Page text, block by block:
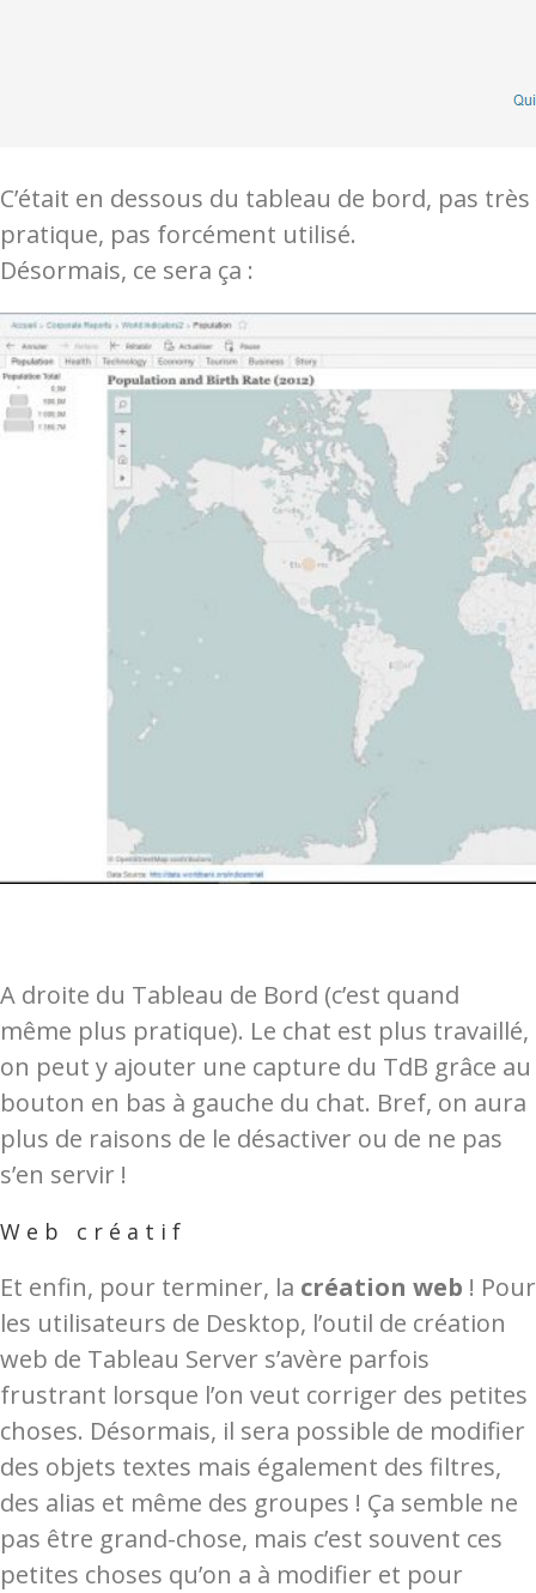
C’était en dessous du tableau de bord, pas très
pratique, pas forcément utilisé.
Désormais, ce sera ça :
A droite du Tableau de Bord (c’est quand
même plus pratique). Le chat est plus travaillé,
on peut y ajouter une capture du TdB grâce au
bouton en bas à gauche du chat. Bref, on aura
plus de raisons de le désactiver ou de ne pas
s’en servir !
Web créatif
Et enfin, pour terminer, la création web ! Pour
les utilisateurs de Desktop, l’outil de création
web de Tableau Server s’avère parfois
frustrant lorsque l’on veut corriger des petites
choses. Désormais, il sera possible de modifier
des objets textes mais également des filtres,
des alias et même des groupes ! Ça semble ne
pas être grand-chose, mais c’est souvent ces
petites choses qu’on a à modifier et pour